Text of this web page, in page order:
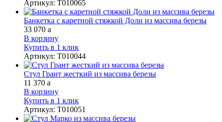
Артикул: Т010065
Банкетка с каретной стяжкой Доли из массива березы
33 070 a
В корзину
Купить в 1 клик
Артикул: Т010044
Стул Грант жесткий из массива березы
11 370 a
В корзину
Купить в 1 клик
Артикул: Т010051